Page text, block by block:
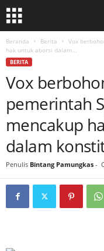
Beranda Berita
Vox
hak untuk aborsi dalam...
BERITA
Vox
pemerintah
mencakup
dalam
Penulis Bintang Pamungkas -